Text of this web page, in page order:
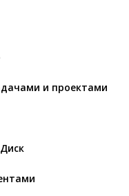
и проектами